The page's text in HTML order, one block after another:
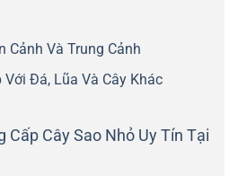
Cảnh Và Trung Cảnh
Với Đá, Lũa Và Cây Khác
Cấp Cây Sao Nhỏ Uy Tín Tại